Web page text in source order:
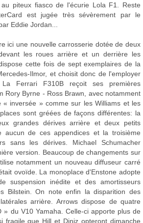
piteux fiasco de l'écurie Lola F1. Reste
est jugée très sévèrement par le
Eddie Jordan...
ici une nouvelle carrosserie dotée de deux
les roues arrière et un derrière les
cette fois de sept exemplaires de la
Ilmor, et choisit donc de l'employer
Ferrari F310B reçoit ses premières
Rory Byrne - Ross Brawn, avec notamment
inversée » comme sur les Williams et les
sont gréées de façons différentes: la
grandes dérives arrière et deux petits
aucun de ces appendices et la troisième
sans les dérives. Michael Schumacher
version. Beaucoup de changements sur
notamment un nouveau diffuseur carré
ovoïde. La monoplace d'Enstone adopte
suspension inédite et des amortisseurs
Bilstein. On note enfin la disparition des
arrière. Arrows dispose de quatre
» du V10 Yamaha. Celle-ci apporte plus de
fragile que Hill et Diniz opteront dimanche